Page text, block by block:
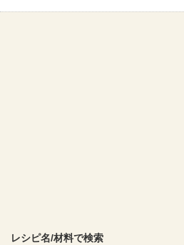
レシピ名/材料で検索